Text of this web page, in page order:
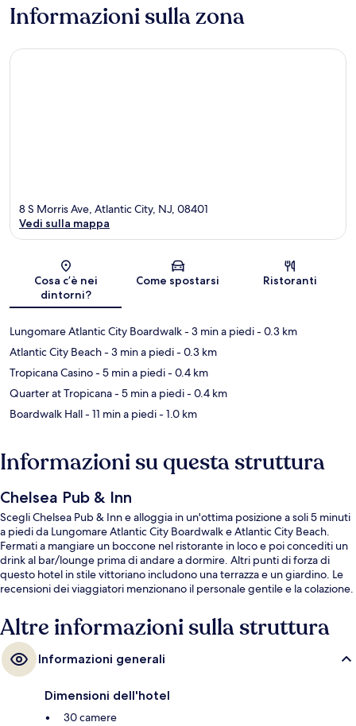
Informazioni sulla zona
Mappa
8 S Morris Ave, Atlantic City, NJ, 08401
Vedi sulla mappa
Cosa c’è nei
dintorni?
Come spostarsi Ristoranti
Lungomare Atlantic City Boardwalk- 3 min a piedi- 0.3 km
Atlantic City Beach- 3 min a piedi- 0.3 km
Tropicana Casino- 5 min a piedi- 0.4 km
Quarter at Tropicana- 5 min a piedi- 0.4 km
Boardwalk Hall- 11 min a piedi- 1.0 km
Informazioni su questa struttura
Chelsea Pub & Inn
Scegli Chelsea Pub & Inn e alloggia in un'ottima posizione a soli 5 minuti
a piedi da Lungomare Atlantic City Boardwalk e Atlantic City Beach.
Fermati a mangiare un boccone nel ristorante in loco e poi concediti un
drink al bar/lounge prima di andare a dormire. Altri punti di forza di
questo hotel in stile vittoriano includono una terrazza e un giardino. Le
recensioni dei viaggiatori menzionano il personale gentile e la colazione.
Altre informazioni sulla struttura
Informazioni generali
Dimensioni dell'hotel
30 camere